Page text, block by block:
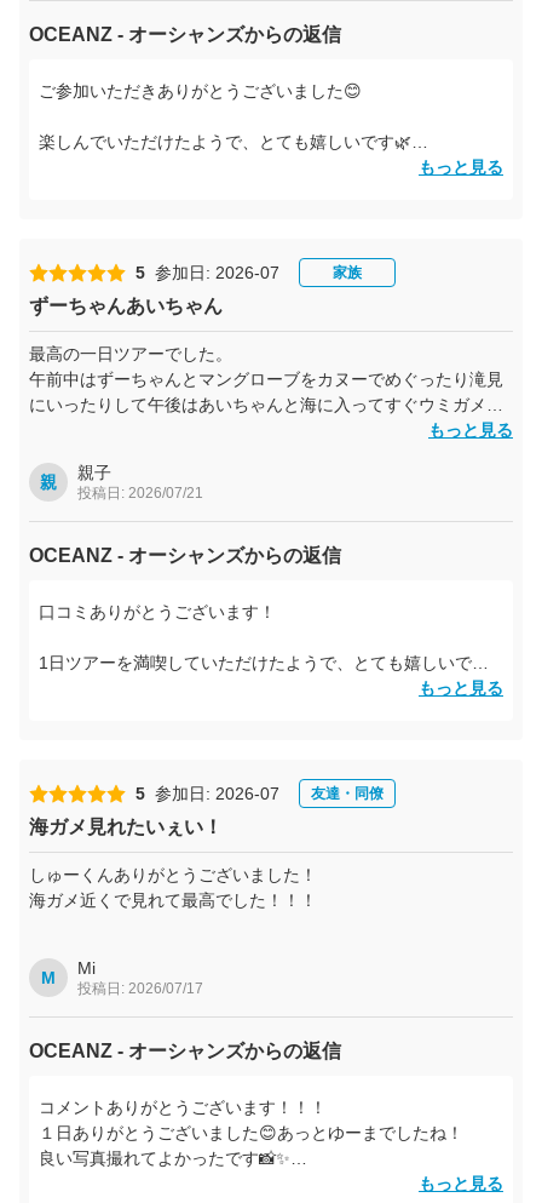
OCEANZ - オーシャンズからの返信
ご参加いただきありがとうございました😊
楽しんでいただけたようで、とても嬉しいです🌿
マングローブやモダマの自然に癒されながら、のんびりした
再会できる日を楽しみにお待ちしております🌴
もっと見る
5 参加日: 2026-07 家族
ずーちゃんあいちゃん
最高の一日ツアーでした。
午前中はずーちゃんとマングローブをカヌーでめぐったり滝見
にいったりして午後はあいちゃんと海に入ってすぐウミガメに
もっと見る
親 親子
投稿日: 2026/07/21
OCEANZ - オーシャンズからの返信
口コミありがとうございます！
1日ツアーを満喫していただけたようで、とても嬉しいです
ずーちゃんもあいちゃんも、一緒に奄美の自然をご案内でき
てとても楽しかったです！
また奄美へお越しの際は、ぜひ遊びに来てくださいね。さら
に素敵な思い出を一緒につくりましょう😊
もっと見る
5 参加日: 2026-07 友達・同僚
海ガメ見れたいぇい！
しゅーくんありがとうございました！
海ガメ近くで見れて最高でした！！！
M Mi
投稿日: 2026/07/17
OCEANZ - オーシャンズからの返信
コメントありがとうございます！！！
１日ありがとうございました😊あっとゆーまでしたね！
良い写真撮れてよかったです📸✨
もっと見る